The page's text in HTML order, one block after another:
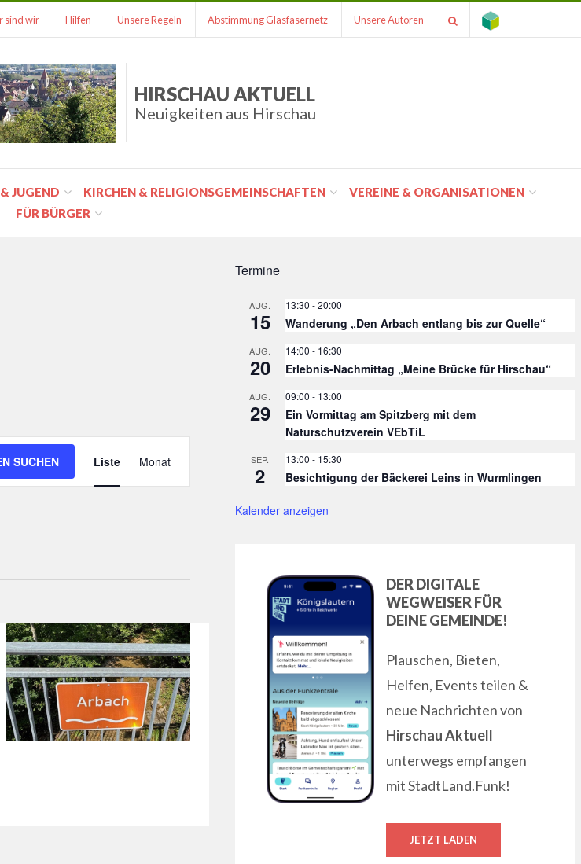
sind wir Hilfen Unsere Regeln Abstimmung Glasfasernetz Unsere Autoren
HIRSCHAU AKTUELL
Neuigkeiten aus Hirschau
JUGEND KIRCHEN & RELIGIONSGEMEINSCHAFTEN
VEREINE & ORGANISATIONEN
FÜR BÜRGER
SUCHEN
Ansichten-
Liste Monat
Termine
AUG.
15
13:30 -20:00
Wanderung „Den Arbach entlang bis zur Quelle“
AUG.
20
14:00 - 16:30
Erlebnis-Nachmittag „Meine Brücke für Hirschau“
AUG.
29
09:00 - 13:00
Ein Vormittag am Spitzberg mit dem
Naturschutzverein VEbTiL
SEP.
2
13:00 - 15:30
Besichtigung der Bäckerei Leins in Wurmlingen
Kalender anzeigen
DER DIGITALE
WEGWEISER FÜR
DEINE GEMEINDE!
Plauschen, Bieten,
Helfen, Events teilen &
neue Nachrichten von
Hirschau Aktuell
unterwegs empfangen
mit StadtLand.Funk!
JETZT LADEN